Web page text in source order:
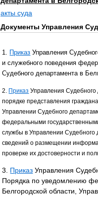
акты суда
Документы Управления
1. Приказ Управления
и служебного поведения
Судебного департамента в
2. Приказ Управления
порядке представления
Управлении Судебного
федеральными
службы в Управлении Судебного
сведений о размещении
проверке их достоверности и
3. Приказ Управления
Порядка по уведомлению
Белгородской области,